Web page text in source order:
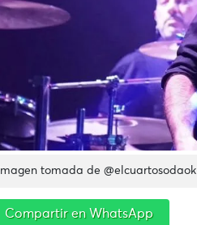
Imagen tomada de @elcuartosodaok
Compartir en WhatsApp